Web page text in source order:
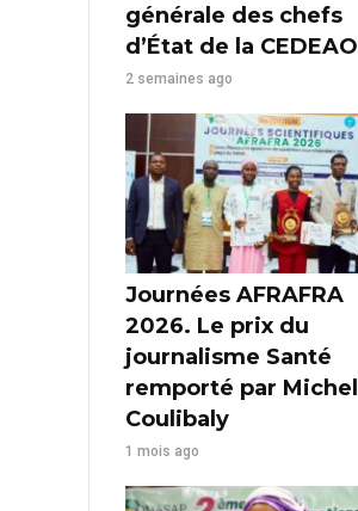
générale des chefs
d’État de la CEDEAO
2 semaines ago
Journées AFRAFRA
2026. Le prix du
journalisme Santé
remporté par Michel
Coulibaly
1 mois ago